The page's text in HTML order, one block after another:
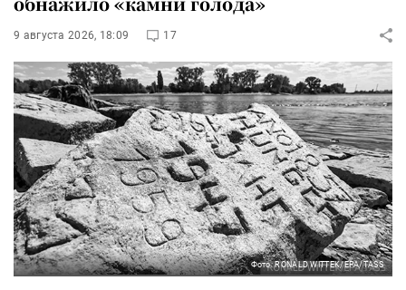
9 августа 2026, 18:09 17
Фото: RONALD WITTEK/EPA/TASS